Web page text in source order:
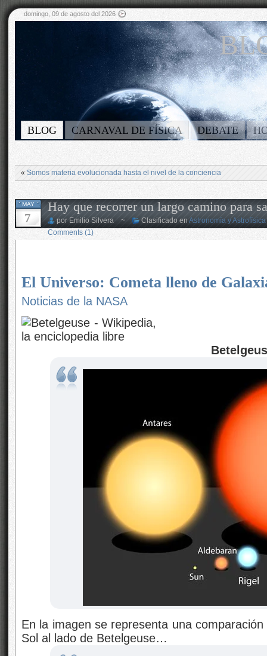
domingo, 09 de agosto del 2026
BLOG CARNAVAL DE FÍSICA DEBATE
« Somos materia evolucionada hasta el nivel de la conciencia
MAY
7
Hay que recorrer un largo camino para
por Emilio Silvera ~ Clasificado enAstronomía y Astrofísica
Comments (1)
El Universo: Cometa lleno de
Noticias de la NASA
En la imagen se representa una
Sol al lado de Betelgeuse…